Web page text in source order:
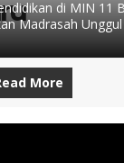
di MIN 11
Madrasah Unggul
More